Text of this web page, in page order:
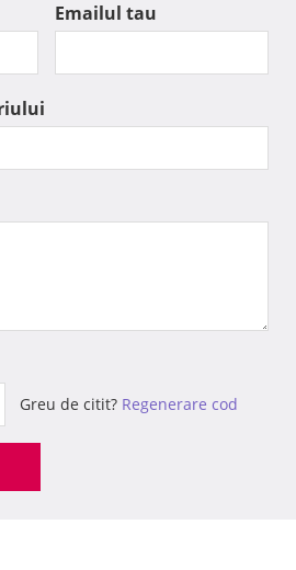
Emailul tau
Greu de citit? Regenerare cod